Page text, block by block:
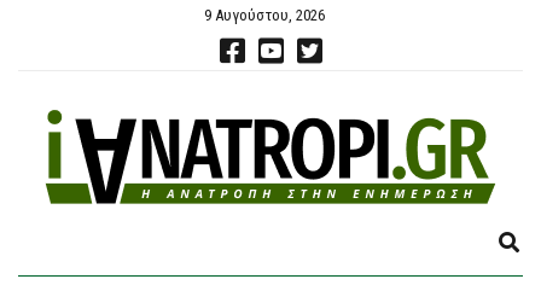
9 Αυγούστου, 2026
E